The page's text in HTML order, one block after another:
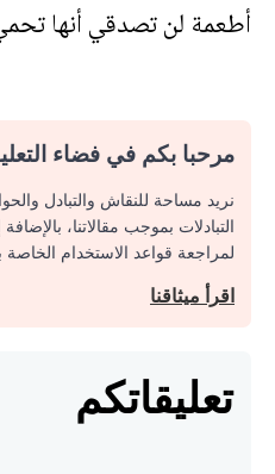
أطعمة لن تصدقي أنها
مرحبا بكم في فضاء
نريد مساحة للنقاش والتبادل
التبادلات بموجب مقالاتنا،
لمراجعة قواعد الاستخدام الخاصة
اقرأ ميثاقنا
تعليقاتكم